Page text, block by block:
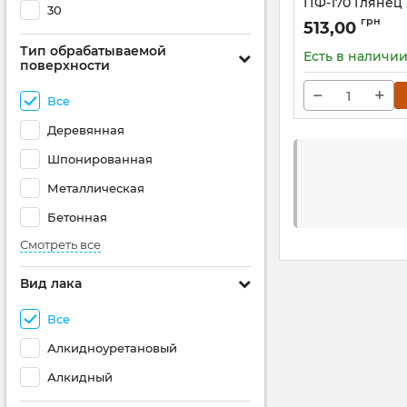
30
Тип обрабатываемой
поверхности
Все
Деревянная
Шпонированная
Металлическая
Бетонная
Смотреть все
Вид лака
Все
Алкидноуретановый
Алкидный
Артикул:Л-2,5 (04-
513,00 грн
Есть в наличии
− +